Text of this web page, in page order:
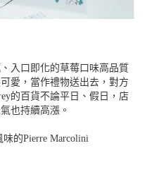
入口即化的草莓口味高品質
愛，當作禮物送出去，對方
的百貨不論平日、假日，店
也持續高漲。
的Pierre Marcolini